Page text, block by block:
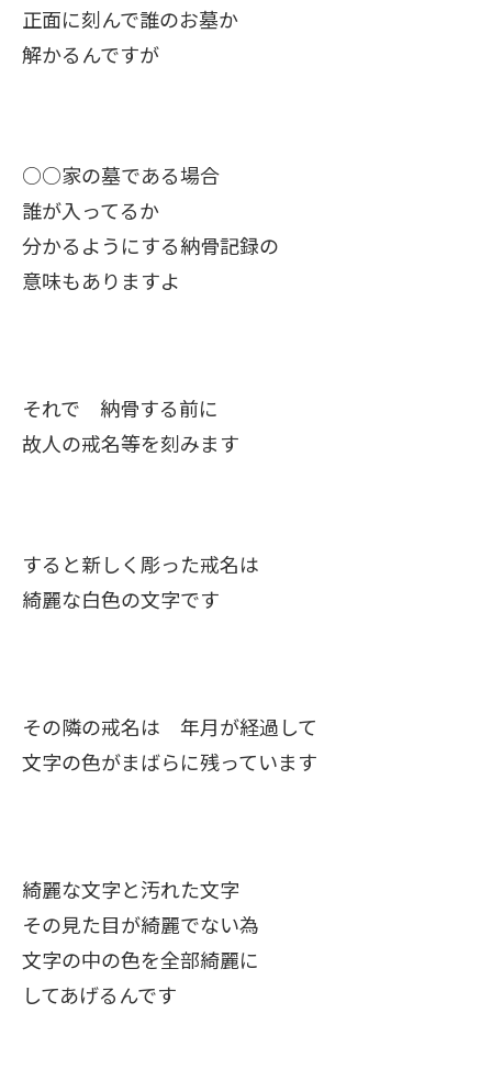
正面に刻んで誰のお墓か
解かるんですが
○○家の墓である場合
誰が入ってるか
分かるようにする納骨記録の
意味もありますよ
それで 納骨する前に
故人の戒名等を刻みます
すると新しく彫った戒名は
綺麗な白色の文字です
その隣の戒名は 年月が経過して
文字の色がまばらに残っています
綺麗な文字と汚れた文字
その見た目が綺麗でない為
文字の中の色を全部綺麗に
してあげるんです